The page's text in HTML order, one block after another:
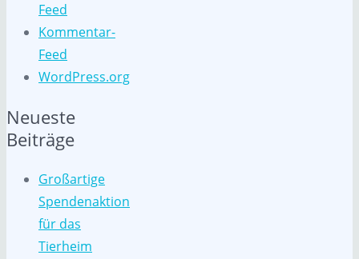
Feed
Kommentar-
Feed
WordPress.org
Neueste
Beiträge
Großartige
Spendenaktion
für das
Tierheim